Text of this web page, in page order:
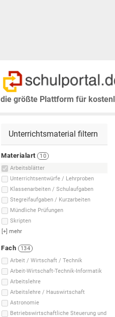
die größte Plattform für
Unterrichtsmaterial filtern
Materialart
10
Arbeitsblätter
Unterrichtsentwürfe / Lehrproben
Klassenarbeiten / Schulaufgaben
Stegreifaufgaben / Kurzarbeiten
Mündliche Prüfungen
Skripten
[+] mehr
Fach
134
Arbeit / Wirtschaft / Technik
Arbeit-Wirtschaft-Technik-Informatik
Arbeitslehre
Arbeitslehre / Hauswirtschaft
Astronomie
Betriebswirtschaftliche Steuerung und